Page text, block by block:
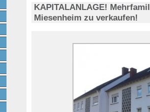
KAPITALANLAGE!
Miesenheim zu verkaufen!